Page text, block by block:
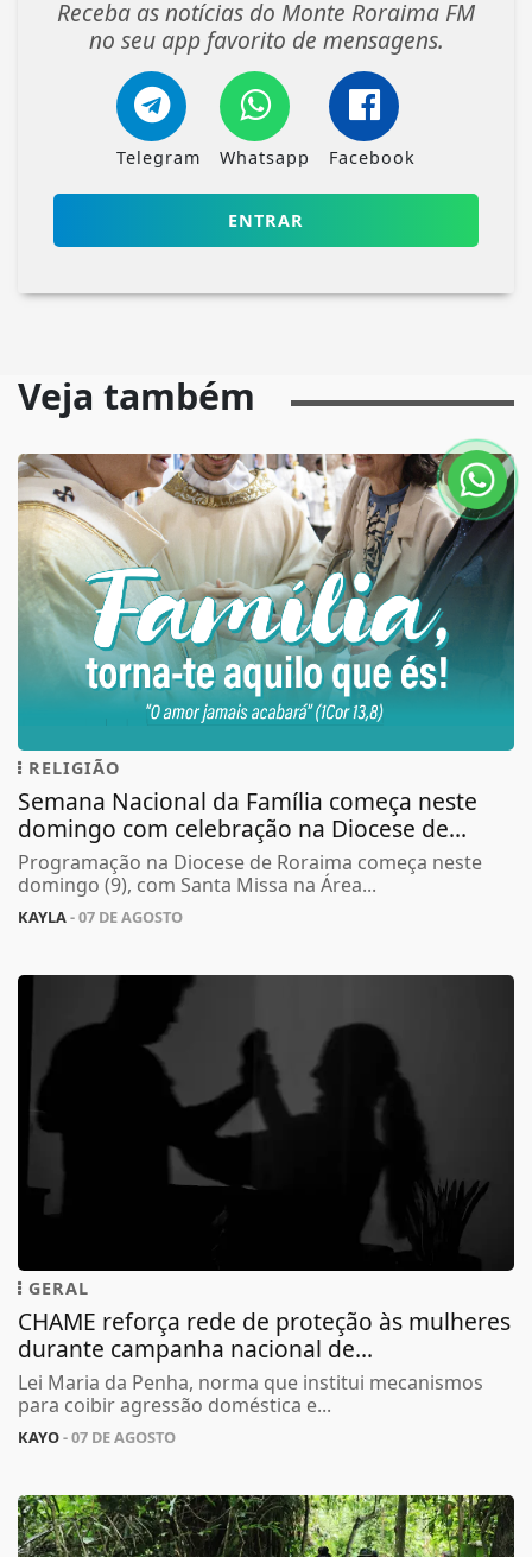
Receba as notícias do Monte Roraima FM
no seu app favorito de mensagens.
Telegram Whatsapp Facebook
ENTRAR
Veja também
RELIGIÃO
Semana Nacional da Família começa neste
domingo com celebração na Diocese de...
Programação na Diocese de Roraima começa neste
domingo (9), com Santa Missa na Área...
KAYLA- 07 DE AGOSTO
GERAL
CHAME reforça rede de proteção às mulheres
durante campanha nacional de...
Lei Maria da Penha, norma que institui mecanismos
para coibir agressão doméstica e...
KAYO- 07 DE AGOSTO